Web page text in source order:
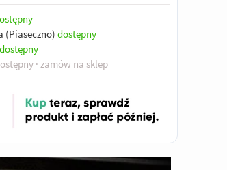
(Piaseczno) dostępny
dostępny
· zamów na sklep